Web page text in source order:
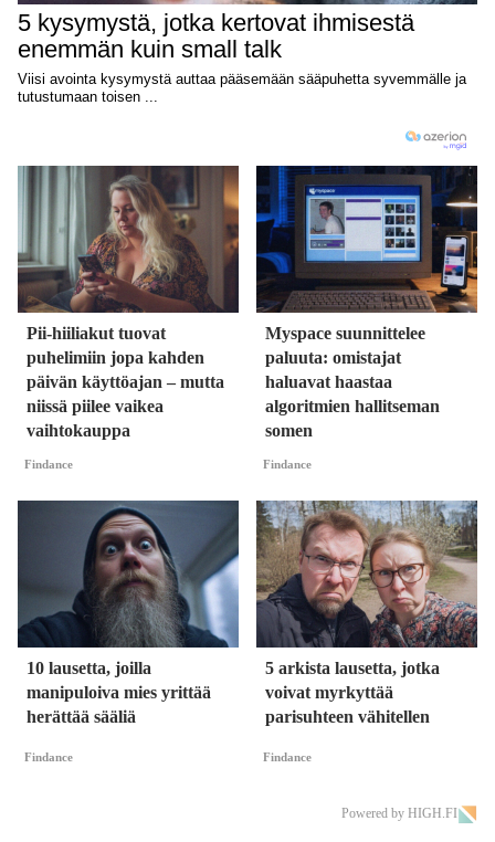
Pii-hiiliakut tuovat
puhelimiin jopa kahden
päivän käyttöajan – mutta
niissä piilee vaikea
vaihtokauppa
Findance
Myspace suunnittelee
paluuta: omistajat
haluavat haastaa
algoritmien hallitseman
somen
Findance
10 lausetta, joilla
manipuloiva mies yrittää
herättää sääliä
Findance
5 arkista lausetta, jotka
voivat myrkyttää
parisuhteen vähitellen
Findance
Powered by HIGH.FI